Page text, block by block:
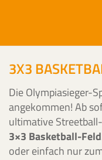
3X3
Die Olympiasieger-
angekommen! Ab
ultimative
3×3 Basketball-Feld
oder einfach nur